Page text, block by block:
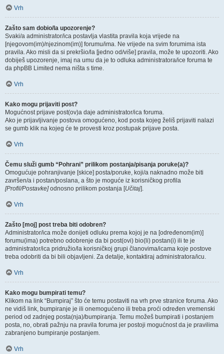
Vrh
Zašto sam dobio/la upozorenje?
Svaki/a administrator/ica postavlja vlastita pravila koja vrijede na
[njegovom(im)/njezinom(im)] forumu/ima. Ne vrijede na svim forumima ista
pravila. Ako misli da si prekršio/la [jedno od/više] pravila, može te upozoriti. Ako
dobiješ upozorenje, imaj na umu da je to odluka administratora/ice foruma te
da phpBB Limited nema ništa s time.
Vrh
Kako mogu prijaviti post?
Mogućnost prijave post(ov)a daje administrator/ica foruma.
Ako je prijavljivanje postova omogućeno, kod posta kojeg želiš prijaviti nalazi
se gumb klik na kojeg će te provesti kroz postupak prijave posta.
Vrh
Čemu služi gumb “Pohrani” prilikom postanja/pisanja poruke(a)?
Omogućuje pohranjivanje [skice] posta/poruke, koji/a naknadno može biti
završen/a i postan/poslana, a što je moguće iz korisničkog profila
[Profil/Postavke]odnosno prilikom postanja [Učitaj].
Vrh
Zašto [moj] post treba biti odobren?
Administrator/ica može donijeti odluku prema kojoj je na [određenom(im)]
forumu(ima) potrebno odobrenje da bi post(ovi) bio(li) postan(i) ili te je
administrator/ica pridružio/la korisničkoj grupi članovima/icama koje postove
treba odobriti da bi bili objavljeni. Za detalje, kontaktiraj administratora/icu.
Vrh
Kako mogu bumpirati temu?
Klikom na link “Bumpiraj” što će temu postaviti na vrh prve stranice foruma. Ako
ne vidiš link, bumpiranje je ili onemogućeno ili treba proći određen vremenski
period od zadnjeg posta(nja)/bumpiranja. Temu možeš bumpirati i postanjem
posta, no, obrati pažnju na pravila foruma jer postoji mogućnost da je pravilima
zabranjeno bumpiranje postanjem.
Vrh